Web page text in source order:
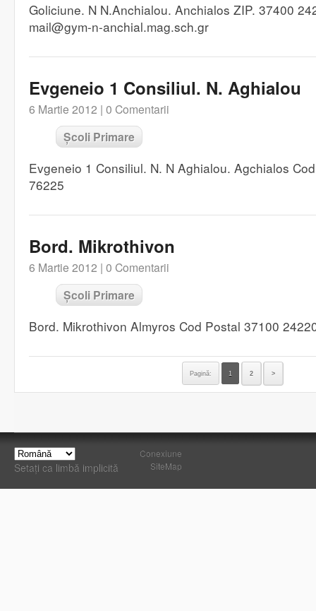
Goliciune. N N.Anchialou. Anchialos ZIP. 37400
mail@gym-n-anchial.mag.sch.gr
Evgeneio 1 Consiliul. N. Aghialou
6 Martie 2012 | 0 Comentarii
Școli Primare
Evgeneio 1 Consiliul. N. N Aghialou. Agchialos
76225
Bord. Mikrothivon
6 Martie 2012 | 0 Comentarii
Școli Primare
Bord. Mikrothivon Almyros Cod Postal 37100
Pagină: 1 2 >
Setați ca limbă implicită
Conexiune
SiteMap